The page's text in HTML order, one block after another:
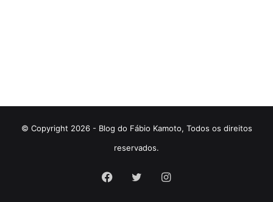
© Copyright 2026 - Blog do Fábio Kamoto, Todos os direitos
reservados.
Facebook
TwitterInstagram